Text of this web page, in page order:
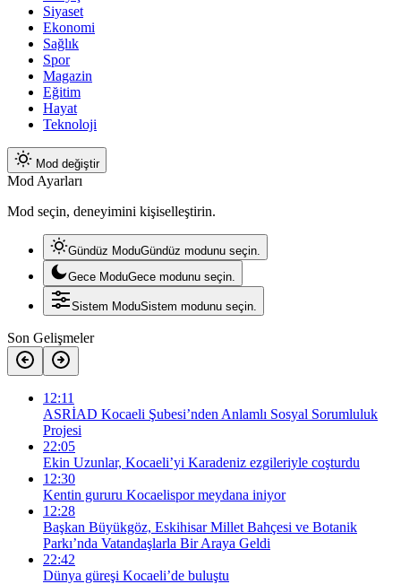
Siyaset
Ekonomi
Sağlık
Spor
Magazin
Eğitim
Hayat
Teknoloji
Mod değiştir
Mod Ayarları
Mod seçin, deneyimini kişiselleştirin.
Gündüz ModuGündüz modunu seçin.
Gece ModuGece modunu seçin.
Sistem ModuSistem modunu seçin.
Son Gelişmeler
12:11
ASRİAD Kocaeli Şubesi’nden Anlamlı Sosyal Sorumluluk
Projesi
22:05
Ekin Uzunlar, Kocaeli’yi Karadeniz ezgileriyle coşturdu
12:30
Kentin gururu Kocaelispor meydana iniyor
12:28
Başkan Büyükgöz, Eskihisar Millet Bahçesi ve Botanik
Parkı’nda Vatandaşlarla Bir Araya Geldi
22:42
Dünya güreşi Kocaeli’de buluştu